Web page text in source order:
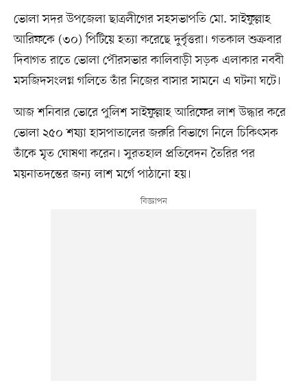
ভোলা সদর উপজেলা ছাত্রলীগের সহসভাপতি মো. সাইফুল্লাহ
আরিফকে (৩০) পিটিয়ে হত্যা করেছে দুর্বৃত্তরা। গতকাল শুক্রবার
দিবাগত রাতে ভোলা পৌরসভার কালিবাড়ী সড়ক এলাকার নববী
মসজিদসংলগ্ন গলিতে তাঁর নিজের বাসার সামনে এ ঘটনা ঘটে।
আজ শনিবার ভোরে পুলিশ সাইফুল্লাহ আরিফের লাশ উদ্ধার করে
ভোলা ২৫০ শয্যা হাসপাতালের জরুরি বিভাগে নিলে চিকিৎসক
তাঁকে মৃত ঘোষণা করেন। সুরতহাল প্রতিবেদন তৈরির পর
ময়নাতদন্তের জন্য লাশ মর্গে পাঠানো হয়।